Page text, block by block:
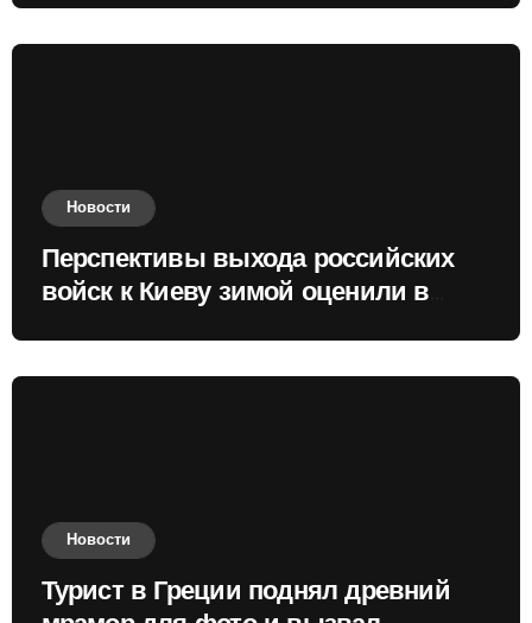
Новости
Перспективы выхода российских
войск к Киеву зимой оценили в
Новости
Турист в Греции поднял древний